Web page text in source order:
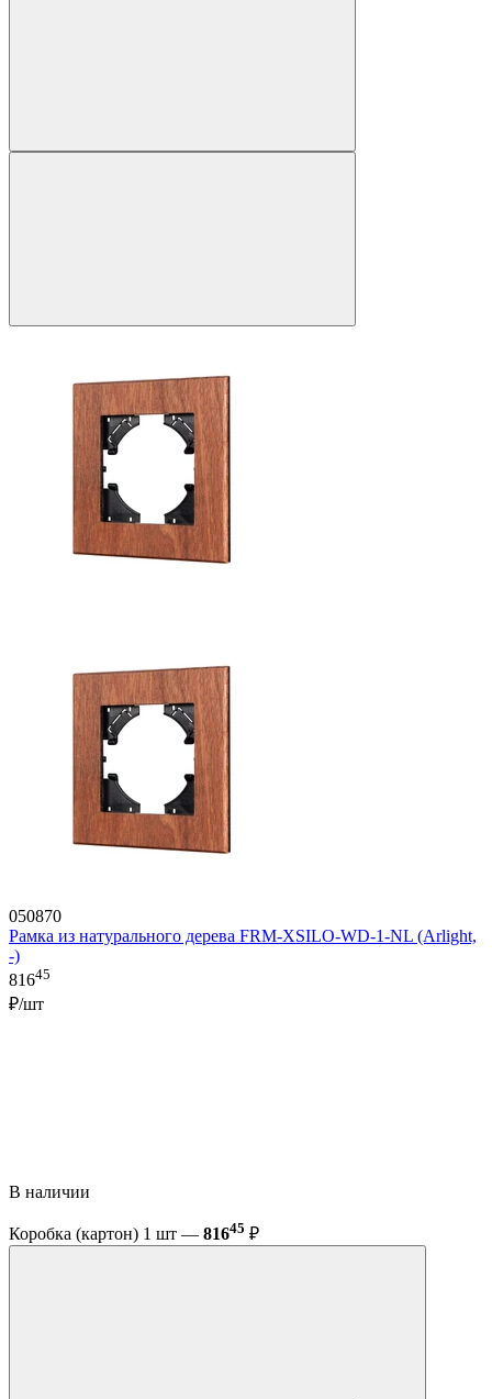
050870
Рамка из натурального дерева FRM-XSILO-WD-1-NL (Arlight,
-)
81645
₽/шт
В наличии
Коробка (картон) 1 шт — 81645 ₽